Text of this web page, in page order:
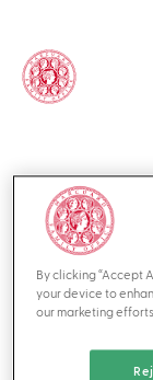
SOFIA
Senior
By clicking “Accept
your device to
our marketing